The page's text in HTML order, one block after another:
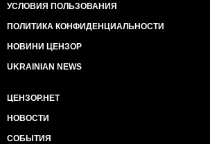
УСЛОВИЯ ПОЛЬЗОВАНИЯ
ПОЛИТИКА КОНФИДЕНЦИАЛЬНОСТИ
НОВИНИ ЦЕНЗОР
UKRAINIAN NEWS
ЦЕНЗОР.НЕТ
НОВОСТИ
СОБЫТИЯ